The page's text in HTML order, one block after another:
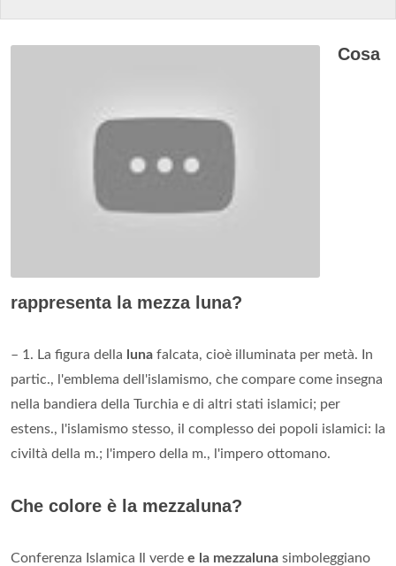
Cosa
rappresenta la mezza luna?
– 1. La figura della luna falcata, cioè illuminata per metà. In
partic., l'emblema dell'islamismo, che compare come insegna
nella bandiera della Turchia e di altri stati islamici; per
estens., l'islamismo stesso, il complesso dei popoli islamici: la
civiltà della m.; l'impero della m., l'impero ottomano.
Che colore è la mezzaluna?
Conferenza Islamica Il verde e la mezzaluna simboleggiano